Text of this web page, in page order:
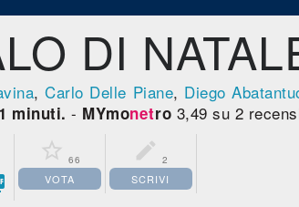
DI
,Carlo Delle Piane, Diego
minuti. - MYmonetro 3,49 su 2
 66
VOTA
 2
SCRIVI